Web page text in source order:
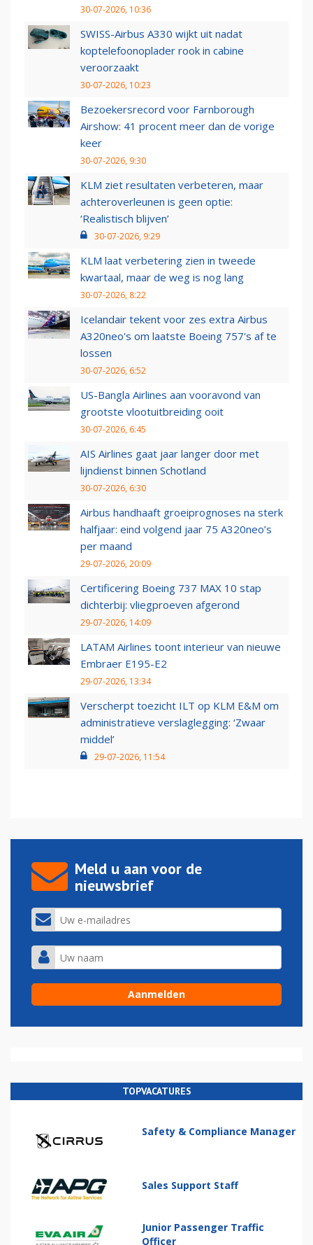
30-07-2026, 10:36
SWISS-Airbus A330 wijkt uit nadat
koptelefoonoplader rook in cabine
veroorzaakt
30-07-2026, 10:23
Bezoekersrecord voor Farnborough
Airshow: 41 procent meer dan de vorige
keer
30-07-2026, 9:30
KLM ziet resultaten verbeteren, maar
achteroverleunen is geen optie:
‘Realistisch blijven’
30-07-2026, 9:29
KLM laat verbetering zien in tweede
kwartaal, maar de weg is nog lang
30-07-2026, 8:22
Icelandair tekent voor zes extra Airbus
A320neo's om laatste Boeing 757's af te
lossen
30-07-2026, 6:52
US-Bangla Airlines aan vooravond van
grootste vlootuitbreiding ooit
30-07-2026, 6:45
AIS Airlines gaat jaar langer door met
lijndienst binnen Schotland
30-07-2026, 6:30
Airbus handhaaft groeiprognoses na sterk
halfjaar: eind volgend jaar 75 A320neo’s
per maand
29-07-2026, 20:09
Certificering Boeing 737 MAX 10 stap
dichterbij: vliegproeven afgerond
29-07-2026, 14:09
LATAM Airlines toont interieur van nieuwe
Embraer E195-E2
29-07-2026, 13:34
Verscherpt toezicht ILT op KLM E&M om
administratieve verslaglegging: ‘Zwaar
middel’
29-07-2026, 11:54
Meld u aan voor de
nieuwsbrief
TOPVACATURES
Safety & Compliance Manager
Sales Support Staff
Junior Passenger Traffic
Officer